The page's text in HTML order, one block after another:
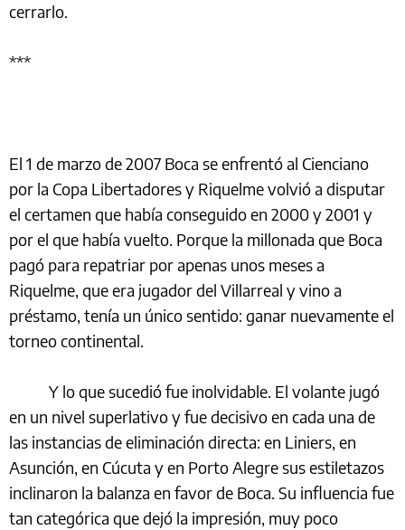
cerrarlo.
***
El 1 de marzo de 2007 Boca se enfrentó al Cienciano
por la Copa Libertadores y Riquelme volvió a disputar
el certamen que había conseguido en 2000 y 2001 y
por el que había vuelto. Porque la millonada que Boca
pagó para repatriar por apenas unos meses a
Riquelme, que era jugador del Villarreal y vino a
préstamo, tenía un único sentido: ganar nuevamente el
torneo continental.
Y lo que sucedió fue inolvidable. El volante jugó
en un nivel superlativo y fue decisivo en cada una de
las instancias de eliminación directa: en Liniers, en
Asunción, en Cúcuta y en Porto Alegre sus estiletazos
inclinaron la balanza en favor de Boca. Su influencia fue
tan categórica que dejó la impresión, muy poco